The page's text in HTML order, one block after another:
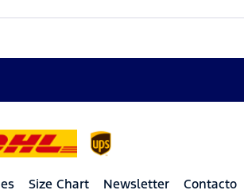
Size Chart Newsletter Contacto